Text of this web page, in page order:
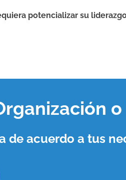
potencializar su
de acuerdo a tus